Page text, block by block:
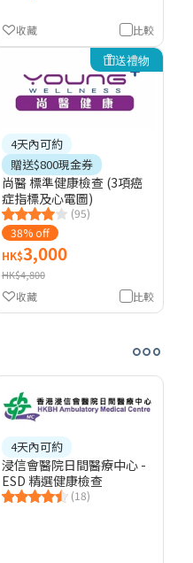
比較
收藏
送禮物
4天內可約
贈送$800現金券
尚醫 標準健康檢查 (3項癌
症指標及心電圖)
(95)
38% off
HK$3,000
HK$4,800
比較
收藏
4天內可約
浸信會醫院日間醫療中心 -
ESD 精選健康檢查
(18)